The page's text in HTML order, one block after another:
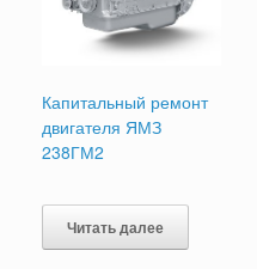
Капитальный ремонт
двигателя ЯМЗ
238ГМ2
Читать далее